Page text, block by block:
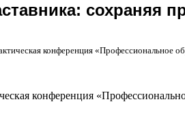
сохраняя
конференция «Профессиональное
конференция